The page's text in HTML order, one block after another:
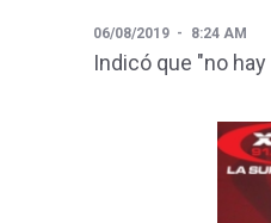
06/08/2019 8:24 AM
Indicó que "no